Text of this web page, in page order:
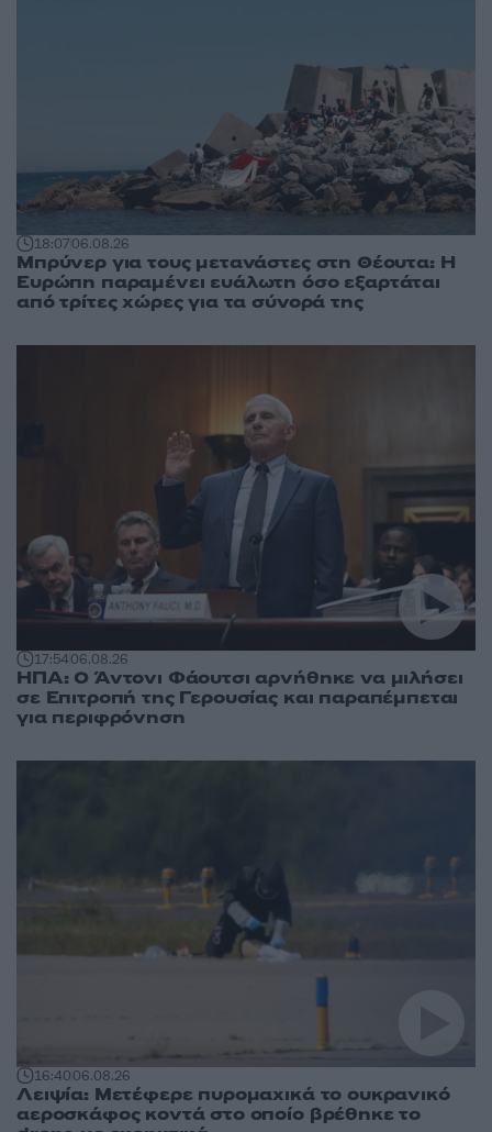
18:0706.08.26
Μπρύνερ για τους μετανάστες στη Θέουτα: Η
Ευρώπη παραμένει ευάλωτη όσο εξαρτάται
από τρίτες χώρες για τα σύνορά της
17:5406.08.26
ΗΠΑ: Ο Άντονι Φάουτσι αρνήθηκε να μιλήσει
σε Επιτροπή της Γερουσίας και παραπέμπεται
για περιφρόνηση
16:4006.08.26
Λειψία: Μετέφερε πυρομαχικά το ουκρανικό
αεροσκάφος κοντά στο οποίο βρέθηκε το